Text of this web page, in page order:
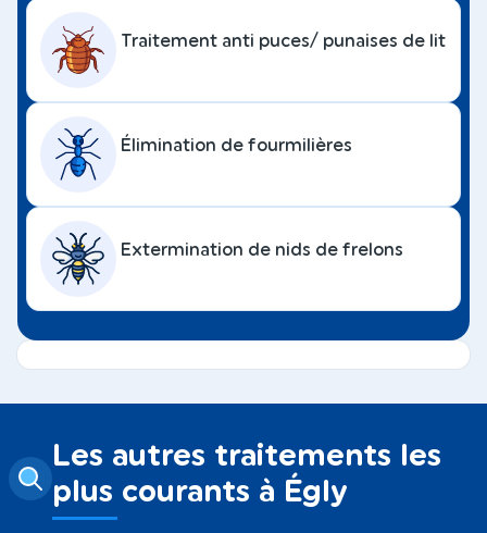
Traitement anti puces/ punaises de lit
Élimination de fourmilières
Extermination de nids de frelons
Les autres traitements les
plus courants à Égly